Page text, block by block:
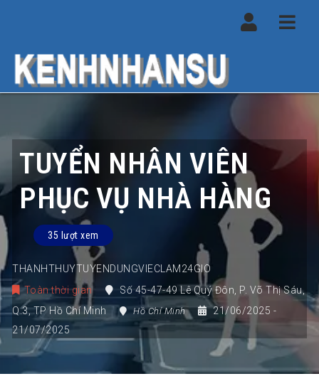
TUYỂN NHÂN VIÊN
PHỤC VỤ NHÀ HÀNG
35 lượt xem
THANHTHUYTUYENDUNGVIECLAM24GIO
Toàn thời gian
Số 45-47-49 Lê Quý Đôn P. Võ Thị Sáu,
Q.3,TP Hồ Chí Minh Hồ Chí Minh 21/06/2025 -
21/07/2025